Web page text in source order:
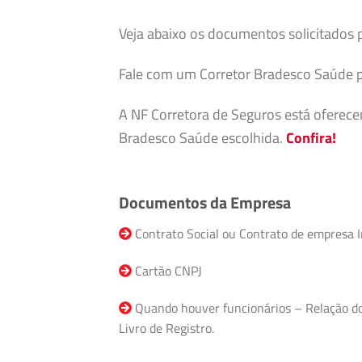
Veja abaixo os documentos
Fale com um Corretor Bradesco
A NF Corretora de Seguros está
Bradesco Saúde escolhida.Confira!
Documentos da Empresa
Contrato Social ou Contrato de empresa
Cartão CNPJ
Quando houver funcionários – Relação
Livro de Registro.